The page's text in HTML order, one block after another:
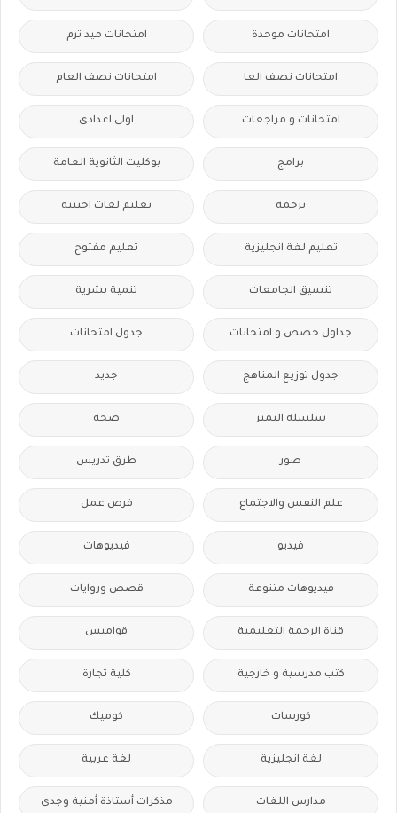
امتحانات موحدة امتحانات ميد ترم
امتحانات نصف العا امتحانات نصف العام
امتحانات و مراجعات اولى اعدادى
برامج بوكليت الثانوية العامة
ترجمة تعليم لغات اجنبية
تعليم لغة انجليزية تعليم مفتوح
تنسيق الجامعات تنمية بشرية
جداول حصص و امتحانات جدول امتحانات
جدول توزيع المناهج جديد
سلسله التميز صحة
صور طرق تدريس
علم النفس والاجتماع فرص عمل
فيديو فيديوهات
فيديوهات متنوعة قصص وروايات
قناة الرحمة التعليمية قواميس
كتب مدرسية و خارجية كلية تجارة
كورسات كوميك
لغة انجليزية لغة عربية
مدارس اللغات مذكرات أستاذة أمنية وجدى